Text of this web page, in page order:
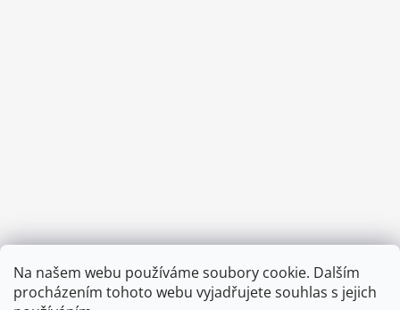
Na našem webu používáme soubory cookie. Dalším
procházením tohoto webu vyjadřujete souhlas s jejich
Provozní doba:
8.00 - 15.00 hod (pondělí - pátek)